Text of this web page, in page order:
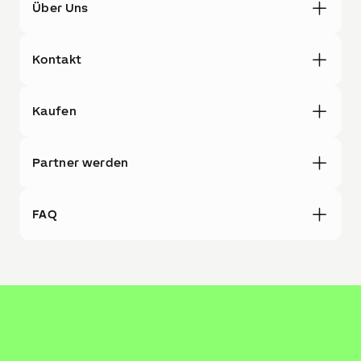
Über Uns
Kontakt
Kaufen
Partner werden
FAQ